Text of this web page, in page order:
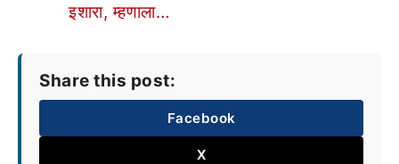
इशारा, म्हणाला…
Share this post:
Facebook
X